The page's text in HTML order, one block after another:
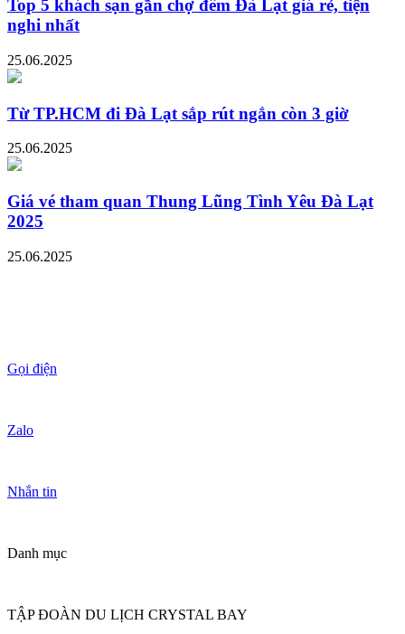
Top 5 khách sạn gần chợ đêm Đà Lạt giá rẻ, tiện
nghi nhất
25.06.2025
Từ TP.HCM đi Đà Lạt sắp rút ngắn còn 3 giờ
25.06.2025
Giá vé tham quan Thung Lũng Tình Yêu Đà Lạt
2025
25.06.2025
Gọi điện
Zalo
Nhắn tin
Danh mục
TẬP ĐOÀN DU LỊCH CRYSTAL BAY